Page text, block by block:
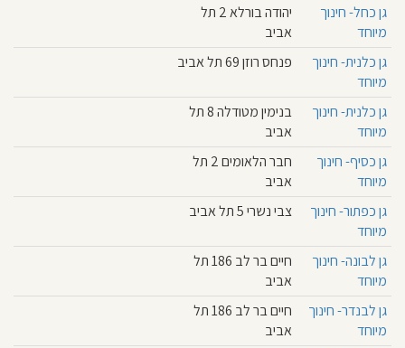
גן כחל- חינוך
מיוחד
יהודה בורלא 2 תל
אביב
גן כלנית- חינוך
מיוחד
פנחס רוזן 69 תל אביב
גן כלנית- חינוך
מיוחד
בנימין מטודלה 8 תל
אביב
גן כסיף- חינוך
מיוחד
חבר הלאומים 2 תל
אביב
גן כפתור- חינוך
מיוחד
צבי נשרי 5 תל אביב
גן לבונה- חינוך
מיוחד
חיים בר לב 186 תל
אביב
גן לבנדר- חינוך
מיוחד
חיים בר לב 186 תל
אביב